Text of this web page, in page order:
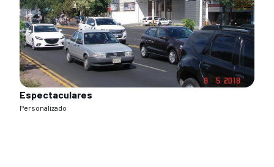
Espectaculares
Personalizado